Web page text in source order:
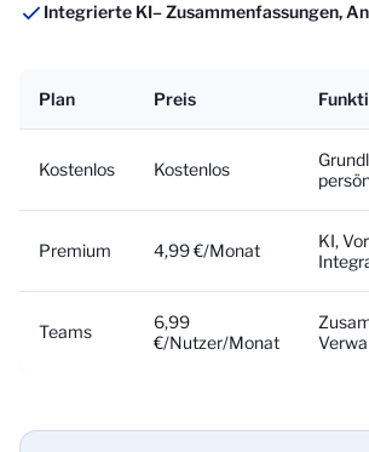
Integrierte KI– Zusammenfassungen,
Plan Preis
Kostenlos Kostenlos
Premium 4,99 €/Monat
KI,
Teams
6,99
€/Nutzer/Monat